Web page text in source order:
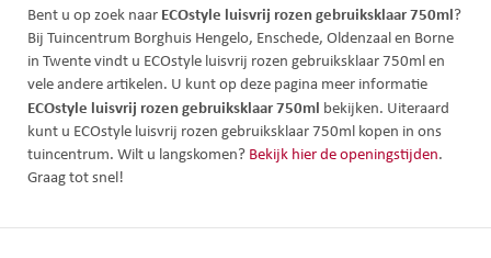
Bent u op zoek naar ECOstyle luisvrij rozen gebruiksklaar 750ml?
Bij Tuincentrum Borghuis Hengelo, Enschede, Oldenzaal en Borne
in Twente vindt u ECOstyle luisvrij rozen gebruiksklaar 750ml en
vele andere artikelen. U kunt op deze pagina meer informatie
ECOstyle luisvrij rozen gebruiksklaar 750ml bekijken. Uiteraard
kunt u ECOstyle luisvrij rozen gebruiksklaar 750ml kopen in ons
tuincentrum. Wilt u langskomen? Bekijk hier de openingstijden.
Graag tot snel!